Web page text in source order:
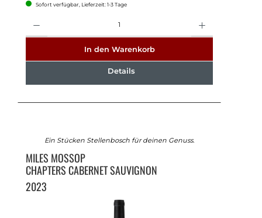
Sofort verfügbar, Lieferzeit: 1-3 Tage
In den Warenkorb
Details
Ein Stücken Stellenbosch für deinen Genuss.
MILES MOSSOP
CHAPTERS CABERNET SAUVIGNON
2023